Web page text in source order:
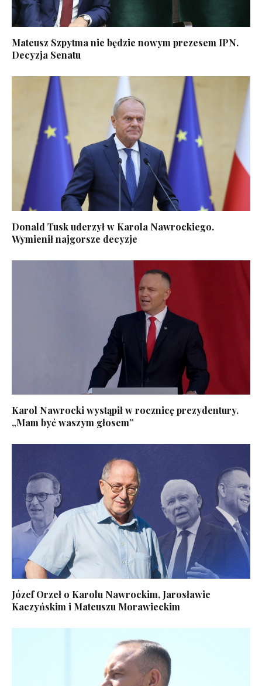
Mateusz Szpytma nie będzie nowym prezesem IPN.
Decyzja Senatu
Donald Tusk uderzył w Karola Nawrockiego.
Wymienił najgorsze decyzje
Karol Nawrocki wystąpił w rocznicę prezydentury.
„Mam być waszym głosem”
Józef Orzeł o Karolu Nawrockim, Jarosławie
Kaczyńskim i Mateuszu Morawieckim